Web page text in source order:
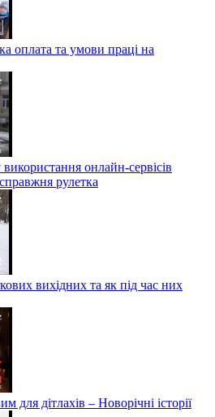
оплата та умови праці на
онлайн-сервісів
рулетка
вихідних та як під час них
для дітлахів – Новорічні історії